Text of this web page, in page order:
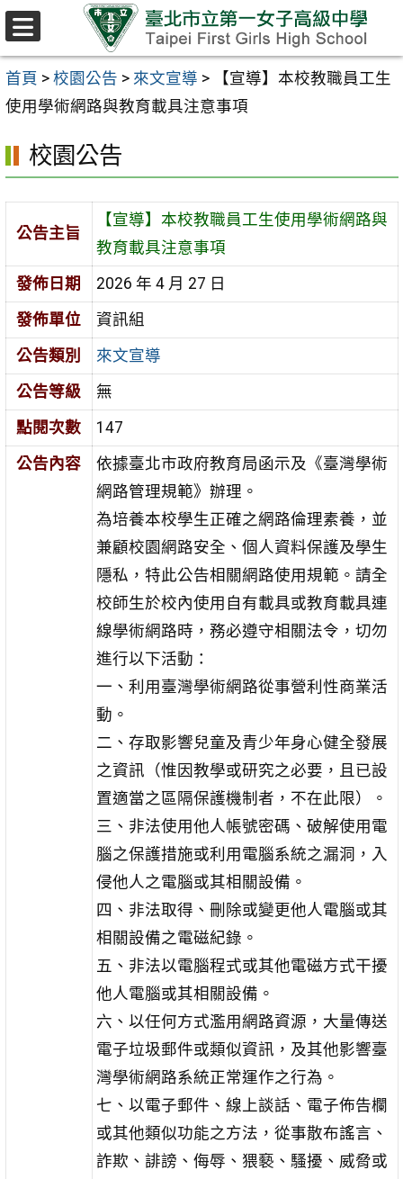
跳至主要內容區
首頁 > 校園公告 > 來文宣導 >
【宣導】本校教職員工生
使用學術網路與教育載具注意事項
校園公告
公告主旨
【宣導】本校教職員工生使用學術網路與
教育載具注意事項
發佈日期
2026 年 4 月 27 日
發佈單位
資訊組
公告類別
來文宣導
公告等級
無
點閱次數
147
公告內容
依據臺北市政府教育局函示及《臺灣學術
網路管理規範》辦理。
為培養本校學生正確之網路倫理素養，並
兼顧校園網路安全、個人資料保護及學生
隱私，特此公告相關網路使用規範。請全
校師生於校內使用自有載具或教育載具連
線學術網路時，務必遵守相關法令，切勿
進行以下活動：
一、利用臺灣學術網路從事營利性商業活
動。
二、存取影響兒童及青少年身心健全發展
之資訊（惟因教學或研究之必要，且已設
置適當之區隔保護機制者，不在此限）。
三、非法使用他人帳號密碼、破解使用電
腦之保護措施或利用電腦系統之漏洞，入
侵他人之電腦或其相關設備。
四、非法取得、刪除或變更他人電腦或其
相關設備之電磁紀錄。
五、非法以電腦程式或其他電磁方式干擾
他人電腦或其相關設備。
六、以任何方式濫用網路資源，大量傳送
電子垃圾郵件或類似資訊，及其他影響臺
灣學術網路系統正常運作之行為。
七、以電子郵件、線上談話、電子佈告欄
或其他類似功能之方法，從事散布謠言、
詐欺、誹謗、侮辱、猥褻、騷擾、威脅或
選
單